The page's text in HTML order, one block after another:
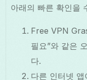
아래의 빠른 확인을
Free VPN
필요”와 같은
다.
다른 인터넷